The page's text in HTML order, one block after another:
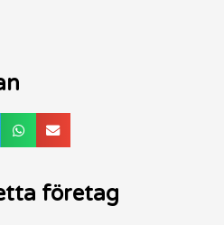
företag